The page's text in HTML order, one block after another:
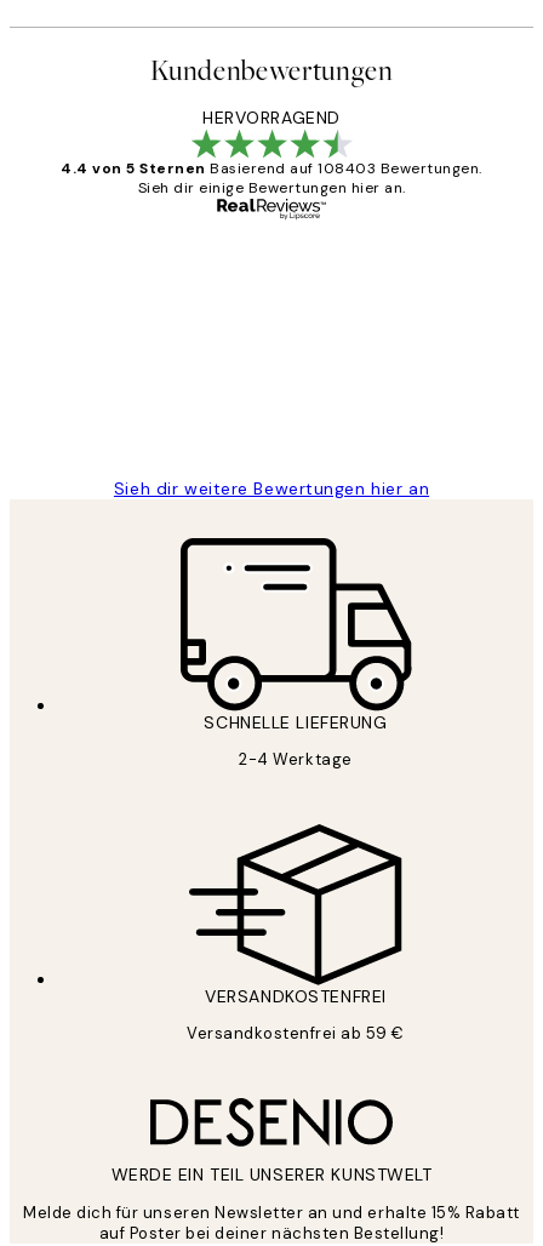
Kundenbewertungen
HERVORRAGEND
4.4 von 5 Sternen Basierend auf 108403 Bewertungen.
Sieh dir einige Bewertungen hier an.
Sieh dir weitere Bewertungen hier an
SCHNELLE LIEFERUNG
2-4 Werktage
VERSANDKOSTENFREI
Versandkostenfrei ab 59 €
WERDE EIN TEIL UNSERER KUNSTWELT
Melde dich für unseren Newsletter an und erhalte 15% Rabatt
auf Poster bei deiner nächsten Bestellung!